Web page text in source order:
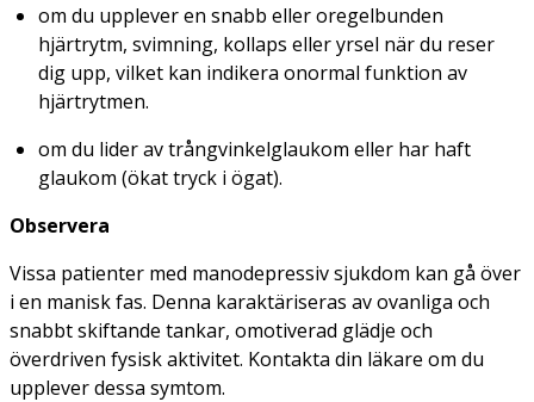
om du upplever en snabb eller oregelbunden
hjärtrytm, svimning, kollaps eller yrsel när du reser
dig upp, vilket kan indikera onormal funktion av
hjärtrytmen.
om du lider av trångvinkelglaukom eller har haft
glaukom (ökat tryck i ögat).
Observera
Vissa patienter med manodepressiv sjukdom kan gå över
i en manisk fas. Denna karaktäriseras av ovanliga och
snabbt skiftande tankar, omotiverad glädje och
överdriven fysisk aktivitet. Kontakta din läkare om du
upplever dessa symtom.